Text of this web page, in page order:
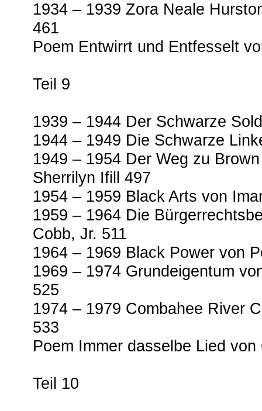
1934 – 1939 Zora Neale
461
Poem Entwirrt und Entfesselt
Teil 9
1939 – 1944 Der Schwarze
1944 – 1949 Die Schwarze
1949 – 1954 Der Weg zu
Sherrilyn Ifill 497
1954 – 1959 Black Arts von
1959 – 1964 Die
Cobb, Jr. 511
1964 – 1969 Black Power von
1969 – 1974 Grundeigentum
525
1974 – 1979 Combahee River
533
Poem Immer dasselbe Lied von
Teil 10